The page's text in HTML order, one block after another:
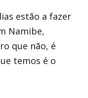
estão a fazer
Namibe,
que não, é
temos é o